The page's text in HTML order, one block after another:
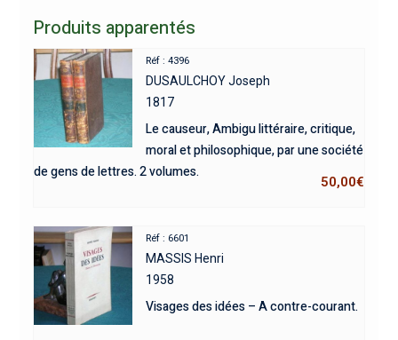
Produits apparentés
Réf : 4396
DUSAULCHOY Joseph
1817
Le causeur, Ambigu littéraire, critique,
moral et philosophique, par une société
de gens de lettres. 2 volumes.
50,00€
Réf : 6601
MASSIS Henri
1958
Visages des idées – A contre-courant.